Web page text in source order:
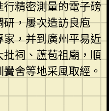
精密測量的電子磅
，屢次造訪良庖
，并到廣州平易近
祠、蘆苞祖廟，順
舍等地采風取經。